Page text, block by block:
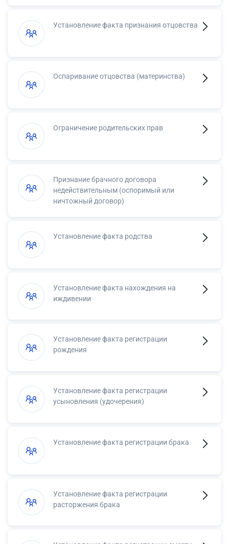
Установление факта признания отцовства
Оспаривание отцовства (материнства)
Ограничение родительских прав
Признание брачного договора
недействительным (оспоримый или
ничтожный договор)
Установление факта родства
Установление факта нахождения на
иждивении
Установление факта регистрации
рождения
Установление факта регистрации
усыновления (удочерения)
Установление факта регистрации брака
Установление факта регистрации
расторжения брака